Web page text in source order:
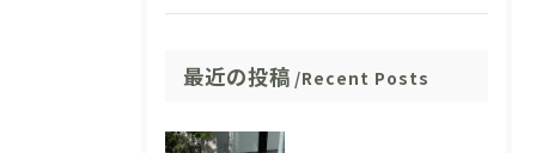
最近の投稿 Recent Posts